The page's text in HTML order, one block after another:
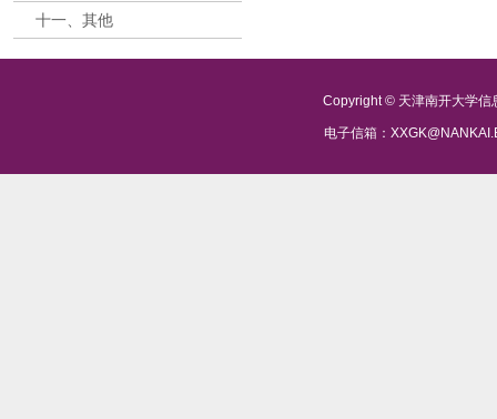
十一、其他
Copyright © 天津南开大学信
电子信箱：